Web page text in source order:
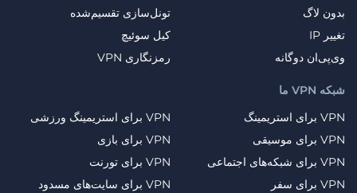
بدون لاگ
تونل‌سازی تقسیم‌شده
تغییر IP
کیل سوئیچ
وی‌پی‌ان دوگانه
رمزنگاری VPN
شبکه VPN ما
VPN برای استریمینگ
VPN برای استریمینگ ورزشی
VPN برای موسیقی
VPN برای بازی
VPN برای شبکه‌های اجتماعی
VPN برای تورنت
VPN برای سفر
VPN برای سایت‌های مسدود